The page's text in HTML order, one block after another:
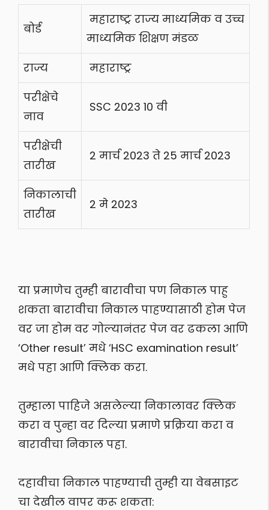
बोर्ड
महाराष्ट्र राज्य माध्यमिक व उच्च
माध्यमिक शिक्षण मंडळ
राज्य
महाराष्ट्र
परीक्षेचे
नाव
SSC 2023 10 वी
परीक्षेची
तारीख
2 मार्च 2023 ते 25 मार्च 2023
निकालाची
तारीख
2 मे 2023
या प्रमाणेच तुम्ही बारावीचा पण निकाल पाहु
शकता बारावीचा निकाल पाहण्यासाठी होम पेज
वर जा होम वर गोल्यानंतर पेज वर ढकला आणि
‘Other result’ मधे ‘HSC examination result’
मधे पहा आणि क्लिक करा.
तुम्हाला पाहिजे असलेल्या निकालावर क्लिक
करा व पुन्हा वर दिल्या प्रमाणे प्रक्रिया करा व
बारावीचा निकाल पहा.
दहावीचा निकाल पाहण्याची तुम्ही या वेबसाइट
चा देखील वापर करू शकता: